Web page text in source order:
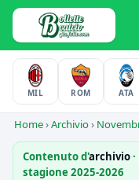
MIL ROM ATA
Home›Archivio›
Contenuto d'archivio
stagione 2025-2026